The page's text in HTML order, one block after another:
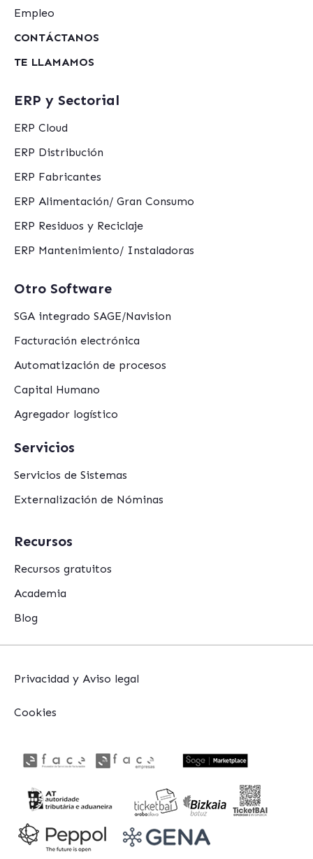
Empleo
CONTÁCTANOS
TE LLAMAMOS
ERP y Sectorial
ERP Cloud
ERP Distribución
ERP Fabricantes
ERP Alimentación/ Gran Consumo
ERP Residuos y Reciclaje
ERP Mantenimiento/ Instaladoras
Otro Software
SGA integrado SAGE/Navision
Facturación electrónica
Automatización de procesos
Capital Humano
Agregador logístico
Servicios
Servicios de Sistemas
Externalización de Nóminas
Recursos
Recursos gratuitos
Academia
Blog
Privacidad y Aviso legal
Cookies